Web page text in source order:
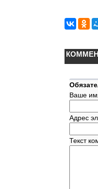
Ваше
Адрес
Текст